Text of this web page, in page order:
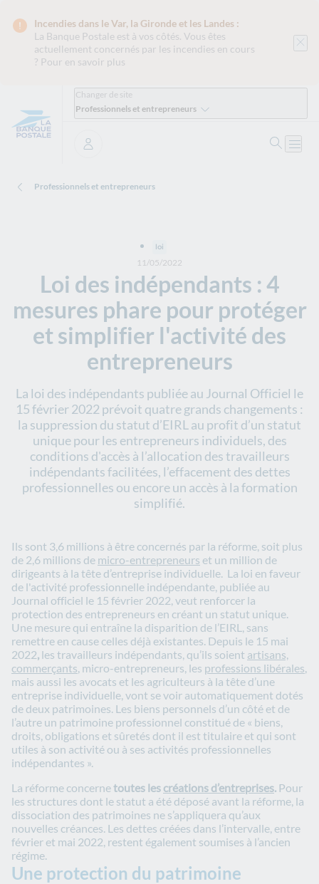
Incendies dans le Var, la Gironde et les Landes :
La Banque Postale est à vos côtés. Vous êtes
actuellement concernés par les incendies en cours
? Pour en savoir plus
Changer de site
Professionnels et entrepreneurs
Se connecter
Professionnels et entrepreneurs
Loi des indépendants : 4
mesures phare pour protéger
et simplifier l'activité des
entrepreneurs
11/05/2022
loi
La loi des indépendants publiée au Journal Officiel le
15 février 2022 prévoit quatre grands changements :
la suppression du statut d’EIRL au profit d’un statut
unique pour les entrepreneurs individuels, des
conditions d'accès à l’allocation des travailleurs
indépendants facilitées, l’effacement des dettes
professionnelles ou encore un accès à la formation
simplifié.
Ils sont 3,6 millions à être concernés par la réforme, soit plus
de 2,6 millions de micro-entrepreneurs et un million de
dirigeants à la tête d’entreprise individuelle. La loi en faveur
de l'activité professionnelle indépendante, publiée au
Journal officiel le 15 février 2022, veut renforcer la
protection des entrepreneurs en créant un statut unique.
Une mesure qui entraîne la disparition de l’EIRL, sans
remettre en cause celles déjà existantes. Depuis le 15 mai
2022, les travailleurs indépendants, qu’ils soient artisans,
commerçants, micro-entrepreneurs, les professions libérales,
mais aussi les avocats et les agriculteurs à la tête d’une
entreprise individuelle, vont se voir automatiquement dotés
de deux patrimoines. Les biens personnels d’un côté et de
l’autre un patrimoine professionnel constitué de « biens,
droits, obligations et sûretés dont il est titulaire et qui sont
utiles à son activité ou à ses activités professionnelles
indépendantes ».
La réforme concernetoutes les créations d’entreprises. Pour
les structures dont le statut a été déposé avant la réforme, la
dissociation des patrimoines ne s’appliquera qu’aux
nouvelles créances. Les dettes créées dans l’intervalle, entre
février et mai 2022, restent également soumises à l’ancien
régime.
Une protection du patrimoine